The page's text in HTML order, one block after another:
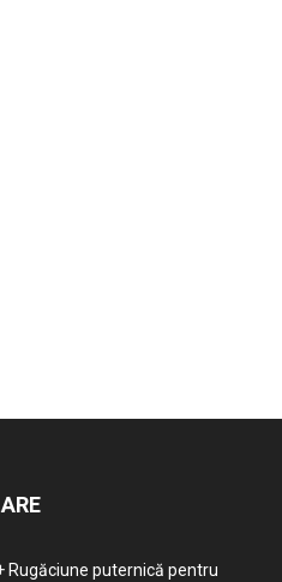
Rugăciune puternică pentru